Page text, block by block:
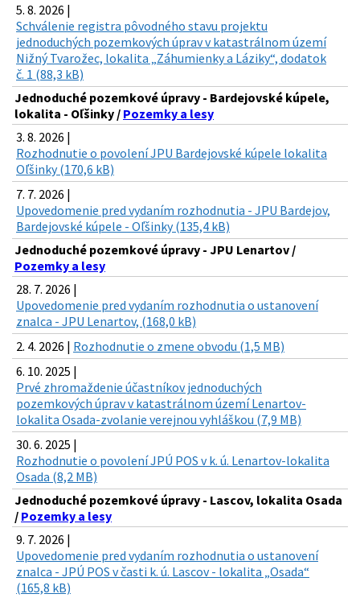
5. 8. 2026 |
Schválenie registra pôvodného stavu projektu
jednoduchých pozemkových úprav v katastrálnom území
Nižný Tvarožec, lokalita „Záhumienky a Láziky“, dodatok
č. 1 (88,3 kB)
Jednoduché pozemkové úpravy - Bardejovské kúpele,
lokalita - Oľšinky / Pozemky a lesy
3. 8. 2026 |
Rozhodnutie o povolení JPU Bardejovské kúpele lokalita
Oľšinky (170,6 kB)
7. 7. 2026 |
Upovedomenie pred vydaním rozhodnutia - JPU Bardejov,
Bardejovské kúpele - Oľšinky (135,4 kB)
Jednoduché pozemkové úpravy - JPU Lenartov /
Pozemky a lesy
28. 7. 2026 |
Upovedomenie pred vydaním rozhodnutia o ustanovení
znalca - JPU Lenartov, (168,0 kB)
2. 4. 2026 | Rozhodnutie o zmene obvodu (1,5 MB)
6. 10. 2025 |
Prvé zhromaždenie účastníkov jednoduchých
pozemkových úprav v katastrálnom území Lenartov-
lokalita Osada-zvolanie verejnou vyhláškou (7,9 MB)
30. 6. 2025 |
Rozhodnutie o povolení JPÚ POS v k. ú. Lenartov-lokalita
Osada (8,2 MB)
Jednoduché pozemkové úpravy - Lascov, lokalita Osada
/ Pozemky a lesy
9. 7. 2026 |
Upovedomenie pred vydaním rozhodnutia o ustanovení
znalca - JPÚ POS v časti k. ú. Lascov - lokalita „Osada“
(165,8 kB)